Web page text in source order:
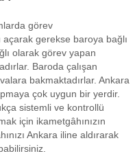
görev
gerekse baroya bağlı
olarak görev yapan
Baroda çalışan
bakmaktadırlar. Ankara
çok uygun bir yerdir.
sistemli ve kontrollü
için ikametgâhınızın
Ankara iline aldırarak